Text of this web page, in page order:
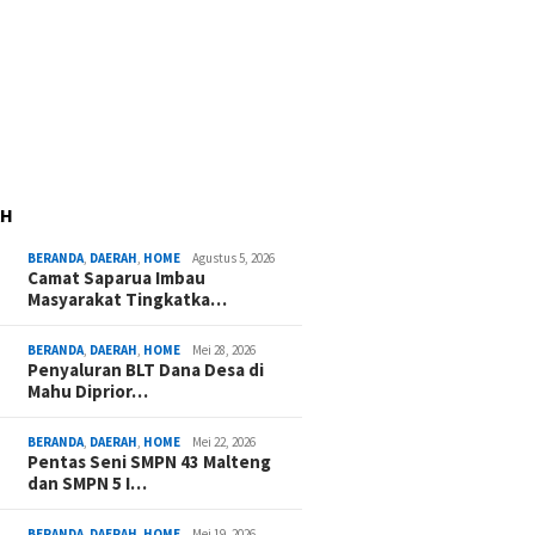
BERANDA DAERAH HOME Agustus 5, 2026
Camat Saparua Imbau
Masyarakat Tingkatka…
BERANDA DAERAH HOME Mei 28, 2026
Penyaluran BLT Dana Desa di
Mahu Diprior…
BERANDA DAERAH HOME Mei 22, 2026
Pentas Seni SMPN 43 Malteng
dan SMPN 5 I…